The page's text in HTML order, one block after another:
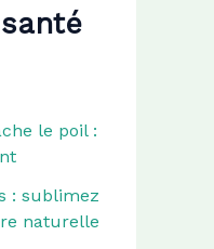
le poil :
: sublimez
naturelle